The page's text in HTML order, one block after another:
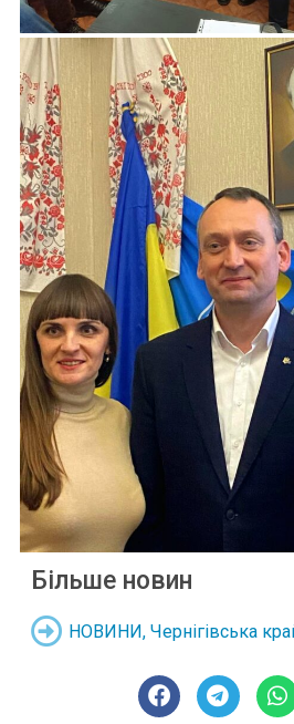
Більше новин
НОВИНИ, Чернігівська